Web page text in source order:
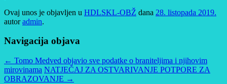
Ovaj unos je objavljen u HDLSKL-OBŽ dana 28. listopada 2019.
autoradmin.
Navigacija objava
← Tomo Medved objavio sve podatke o braniteljima i njihovim
mirovinama NATJEČAJ ZA OSTVARIVANJE POTPORE ZA
OBRAZOVANJE →